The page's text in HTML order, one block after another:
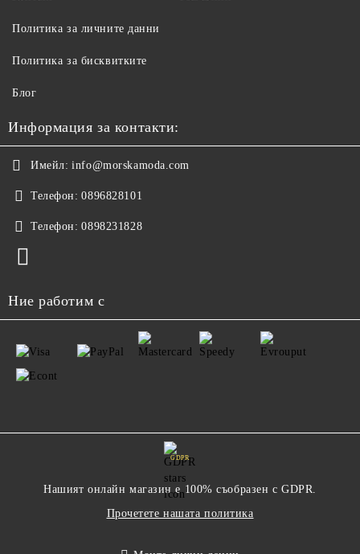
Политика за личните данни
Политика за бисквитките
Блог
Информация за контакти:
Имейл: info@morskamoda.com
Телефон: 0896828101
Телефон: 0898231828
Ние работим с
GDPR
Нашият онлайн магазин е 100% съобразен с GDPR.
Прочетете нашата политика